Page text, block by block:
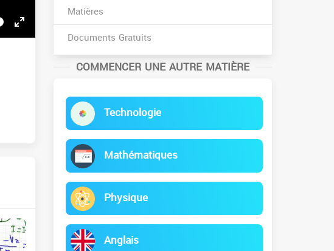
Matières
Documents Gratuits
COMMENCER UNE AUTRE MATIÈRE
Technologie
Mathématiques
Physique
Anglais